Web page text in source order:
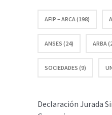
AFIP – ARCA (198)
ANSES (24) ARBA
SOCIEDADES (9)
Declaración Jurada